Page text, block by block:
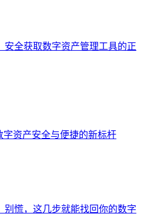
安全获取数字资产管理工具的正
字资产安全与便捷的新标杆
别慌，这几步就能找回你的数字